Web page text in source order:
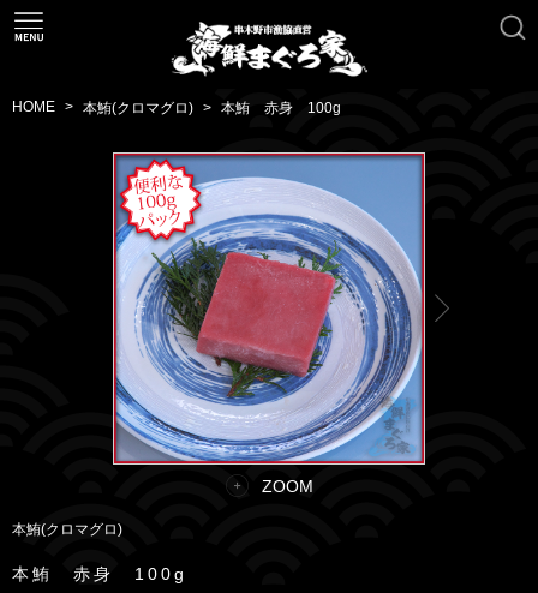
HOME 本鮪(クロマグロ) 本鮪 赤身 100g
ZOOM
本鮪(クロマグロ)
本鮪 赤身 100g